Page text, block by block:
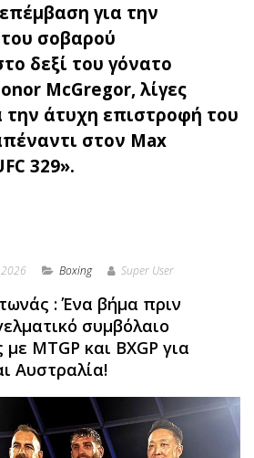
για την
σοβαρού
δεξί του γόνατο
McGregor, λίγες
την άτυχη επιστροφή του
στον Max
329».
Boxing Super User
: Ένα βήμα πριν
συμβόλαιο
MTGP και BXGP για
Αυστραλία!